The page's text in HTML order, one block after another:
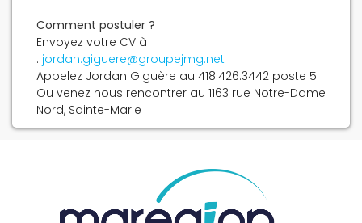
Comment postuler ?
Envoyez votre CV à
: jordan.giguere@groupejmg.net
Appelez Jordan Giguère au 418.426.3442 poste 5
Ou venez nous rencontrer au 1163 rue Notre-Dame
Nord, Sainte-Marie